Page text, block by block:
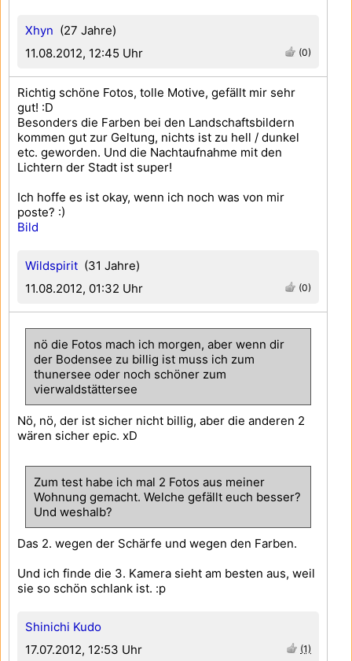
Xhyn (27 Jahre)
11.08.2012, 12:45 Uhr
(0)
Wildspirit (31 Jahre)
11.08.2012, 01:32 Uhr
(0)
Richtig schöne Fotos, tolle Motive, gefällt mir sehr
gut! :D
Besonders die Farben bei den Landschaftsbildern
kommen gut zur Geltung, nichts ist zu hell / dunkel
etc. geworden. Und die Nachtaufnahme mit den
Lichtern der Stadt ist super!
Ich hoffe es ist okay, wenn ich noch was von mir
poste? :)
Bild
Shinichi Kudo
17.07.2012, 12:53 Uhr
(1)
nö die Fotos mach ich morgen, aber wenn dir
der Bodensee zu billig ist muss ich zum
thunersee oder noch schöner zum
vierwaldstättersee
Nö, nö, der ist sicher nicht billig, aber die anderen 2
wären sicher epic. xD
Zum test habe ich mal 2 Fotos aus meiner
Wohnung gemacht. Welche gefällt euch besser?
Und weshalb?
Das 2. wegen der Schärfe und wegen den Farben.
Und ich finde die 3. Kamera sieht am besten aus, weil
sie so schön schlank ist. :p